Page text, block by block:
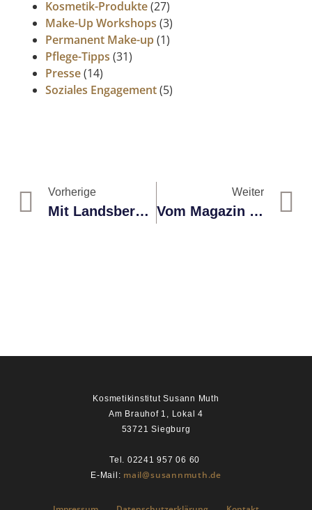
Kosmetik-Produkte(27)
Make-Up Workshops (3)
Permanent Make-up(1)
Pflege-Tipps (31)
Presse(14)
Soziales Engagement(5)
Vorherige
Mit Landsberg Auf Der Beauty 2019
Weiter
Vom Magazin Stadtverführer Siegburg Persönlich Getestet
Kosmetikinstitut Susann Muth
Am Brauhof 1, Lokal 4
53721 Siegburg
Tel. 02241 957 06 60
E-Mail: mail@susannmuth.de